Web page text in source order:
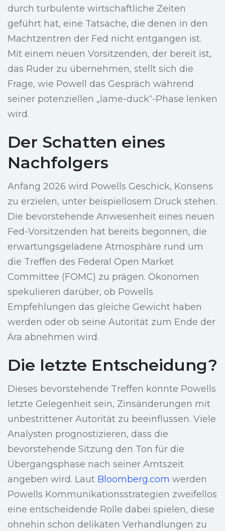
durch turbulente wirtschaftliche Zeiten
geführt hat, eine Tatsache, die denen in den
Machtzentren der Fed nicht entgangen ist.
Mit einem neuen Vorsitzenden, der bereit ist,
das Ruder zu übernehmen, stellt sich die
Frage, wie Powell das Gespräch während
seiner potenziellen „lame-duck“-Phase lenken
wird.
Der Schatten eines
Nachfolgers
Anfang 2026 wird Powells Geschick, Konsens
zu erzielen, unter beispiellosem Druck stehen.
Die bevorstehende Anwesenheit eines neuen
Fed-Vorsitzenden hat bereits begonnen, die
erwartungsgeladene Atmosphäre rund um
die Treffen des Federal Open Market
Committee (FOMC) zu prägen. Ökonomen
spekulieren darüber, ob Powells
Empfehlungen das gleiche Gewicht haben
werden oder ob seine Autorität zum Ende der
Ära abnehmen wird.
Die letzte Entscheidung?
Dieses bevorstehende Treffen könnte Powells
letzte Gelegenheit sein, Zinsänderungen mit
unbestrittener Autorität zu beeinflussen. Viele
Analysten prognostizieren, dass die
bevorstehende Sitzung den Ton für die
Übergangsphase nach seiner Amtszeit
angeben wird. Laut Bloomberg.com werden
Powells Kommunikationsstrategien zweifellos
eine entscheidende Rolle dabei spielen, diese
ohnehin schon delikaten Verhandlungen zu